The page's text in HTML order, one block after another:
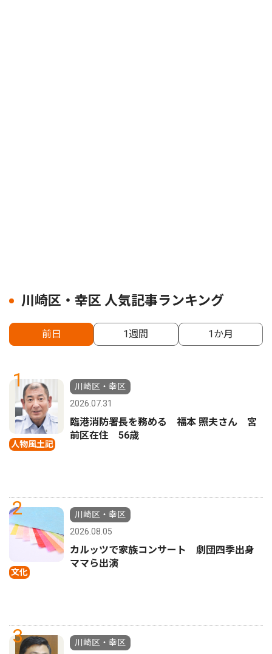
川崎区・幸区 人気記事ランキング
前日 1週間 1か月
1
人物風土記
川崎区・幸区
2026.07.31
臨港消防署長を務める 福本 照夫さん 宮
前区在住 56歳
2
文化
川崎区・幸区
2026.08.05
カルッツで家族コンサート 劇団四季出身
ママら出演
3
川崎区・幸区